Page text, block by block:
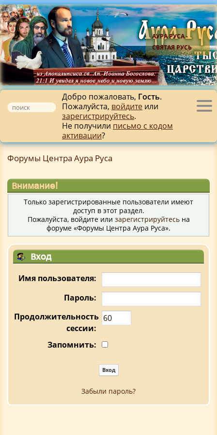
АУРА РУСА -
СВЯТАЯ РУСЬ
Добро пожаловать, Гость.
Пожалуйста, войдите или
зарегистрируйтесь.
Не получили письмо с кодом
активации?
Форумы Центра Аура Руса
Внимание!
Только зарегистрированные пользователи имеют
доступ в этот раздел.
Пожалуйста, войдите или зарегистрируйтесьна
форуме «Форумы Центра Аура Руса».
Вход
Имя пользователя:
Пароль:
Продолжительность
сессии:
Запомнить:
Забыли пароль?